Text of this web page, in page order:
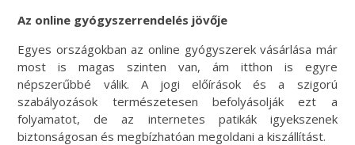
Az online gyógyszerrendelés jövője
Egyes országokban az online gyógyszerek vásárlása már
most is magas szinten van, ám itthon is egyre
népszerűbbé válik. A jogi előírások és a szigorú
szabályozások természetesen befolyásolják ezt a
folyamatot, de az internetes patikák igyekszenek
biztonságosan és megbízhatóan megoldani a kiszállítást.